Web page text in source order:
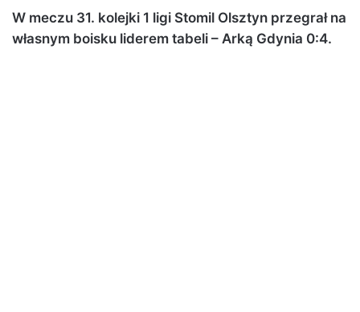
W meczu 31. kolejki 1 ligi Stomil Olsztyn przegrał na
własnym boisku liderem tabeli – Arką Gdynia 0:4.